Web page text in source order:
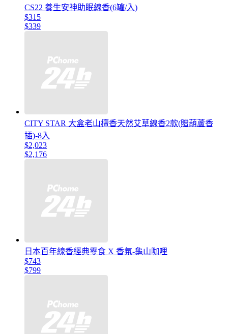
CS22 養生安神助眠線香(6罐/入)
$315
$339
CITY STAR 大盒老山檀香天然艾草線香2款(贈葫蘆香
插)-8入
$2,023
$2,176
日本百年線香經典零食 X 香氛-龜山咖哩
$743
$799